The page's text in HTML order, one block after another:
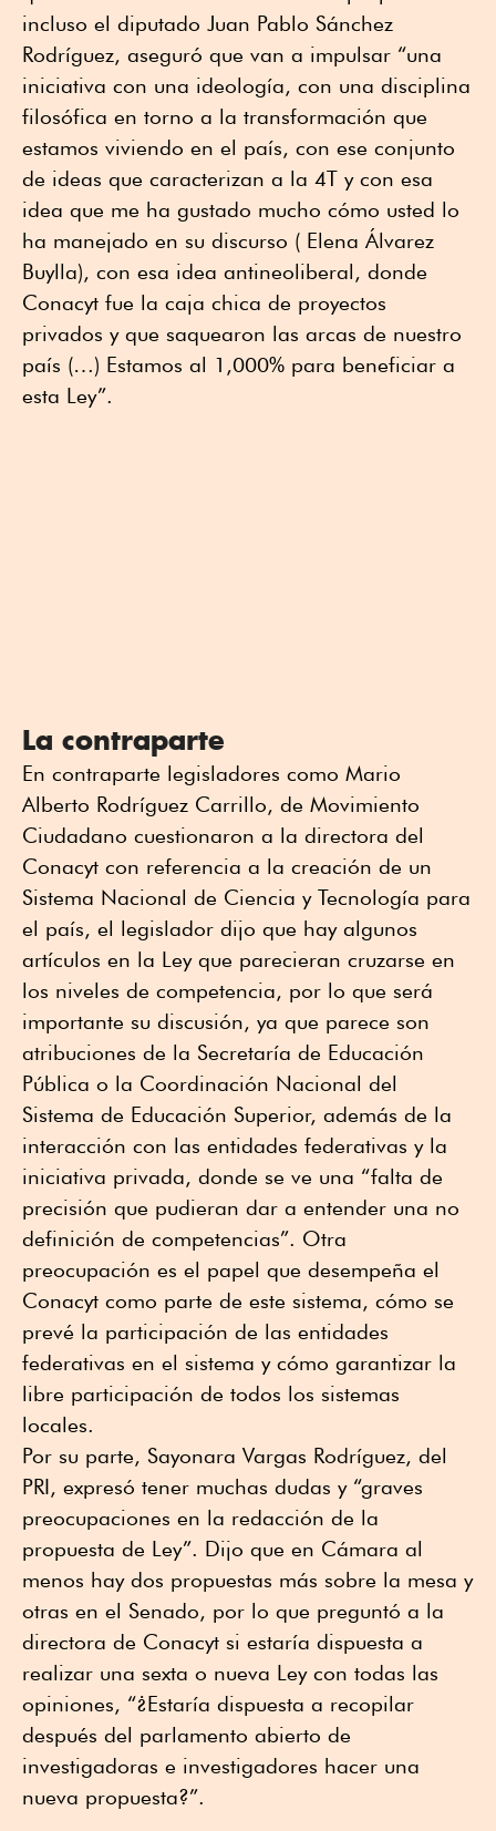
incluso el diputado Juan Pablo Sánchez
Rodríguez, aseguró que van a impulsar “una
iniciativa con una ideología, con una disciplina
filosófica en torno a la transformación que
estamos viviendo en el país, con ese conjunto
de ideas que caracterizan a la 4T y con esa
idea que me ha gustado mucho cómo usted lo
ha manejado en su discurso ( Elena Álvarez
Buylla), con esa idea antineoliberal, donde
Conacyt fue la caja chica de proyectos
privados y que saquearon las arcas de nuestro
país (…) Estamos al 1,000% para beneficiar a
esta Ley”.
La contraparte
En contraparte legisladores como Mario
Alberto Rodríguez Carrillo, de Movimiento
Ciudadano cuestionaron a la directora del
Conacyt con referencia a la creación de un
Sistema Nacional de Ciencia y Tecnología para
el país, el legislador dijo que hay algunos
artículos en la Ley que parecieran cruzarse en
los niveles de competencia, por lo que será
importante su discusión, ya que parece son
atribuciones de la Secretaría de Educación
Pública o la Coordinación Nacional del
Sistema de Educación Superior, además de la
interacción con las entidades federativas y la
iniciativa privada, donde se ve una “falta de
precisión que pudieran dar a entender una no
definición de competencias”. Otra
preocupación es el papel que desempeña el
Conacyt como parte de este sistema, cómo se
prevé la participación de las entidades
federativas en el sistema y cómo garantizar la
libre participación de todos los sistemas
locales.
Por su parte, Sayonara Vargas Rodríguez, del
PRI, expresó tener muchas dudas y “graves
preocupaciones en la redacción de la
propuesta de Ley”. Dijo que en Cámara al
menos hay dos propuestas más sobre la mesa y
otras en el Senado, por lo que preguntó a la
directora de Conacyt si estaría dispuesta a
realizar una sexta o nueva Ley con todas las
opiniones, “¿Estaría dispuesta a recopilar
después del parlamento abierto de
investigadoras e investigadores hacer una
nueva propuesta?”.